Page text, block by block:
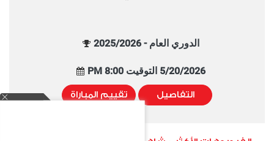
الدوري العام - 2025/2026
5/20/2026 التوقيت 8:00 PM
التفاصيل تقييم المباراة